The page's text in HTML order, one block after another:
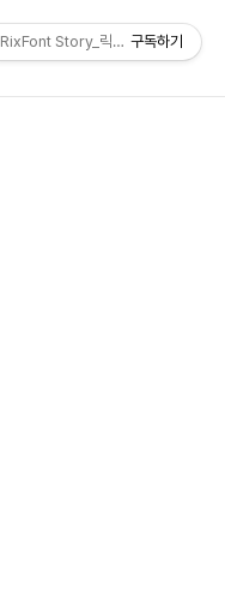
RixFont Story_릭스폰트 블로그
구독하기